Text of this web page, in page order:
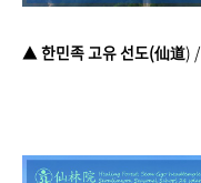
▲ 한민족 고유 선도(仙道) /